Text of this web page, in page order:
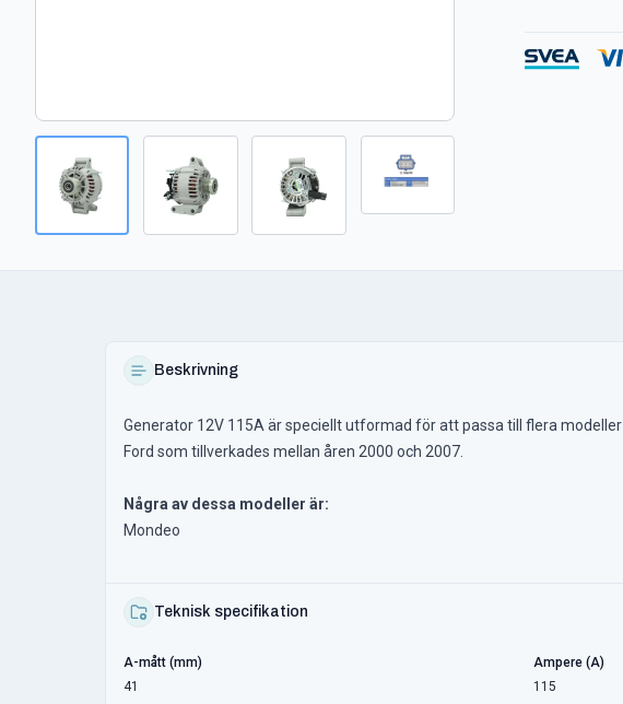
Beskrivning
Generator 12V 115A är speciellt utformad för att passa till flera
Ford som tillverkades mellan åren 2000 och 2007.
Några av dessa modeller är:
Mondeo
Teknisk specifikation
A-mått (mm)
41
Ampere (A)
115